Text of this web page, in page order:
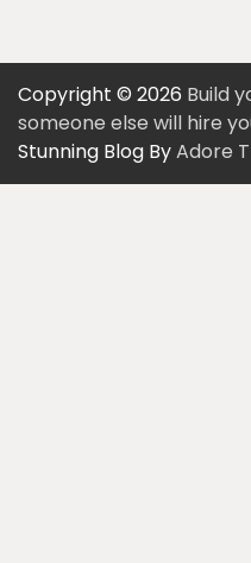
Copyright © 2026 Build
someone else will hire
Stunning Blog ByAdore